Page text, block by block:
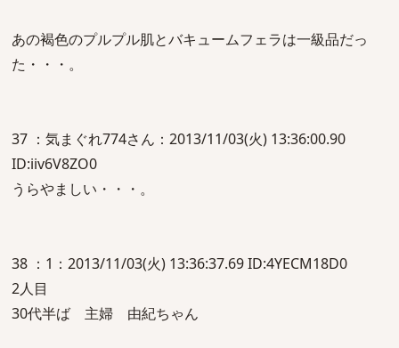
あの褐色のプルプル肌とバキュームフェラは一級品だっ
た・・・。
37 ：気まぐれ774さん：2013/11/03(火) 13:36:00.90
ID:iiv6V8ZO0
うらやましい・・・。
38 ：1：2013/11/03(火) 13:36:37.69 ID:4YECM18D0
2人目
30代半ば 主婦 由紀ちゃん